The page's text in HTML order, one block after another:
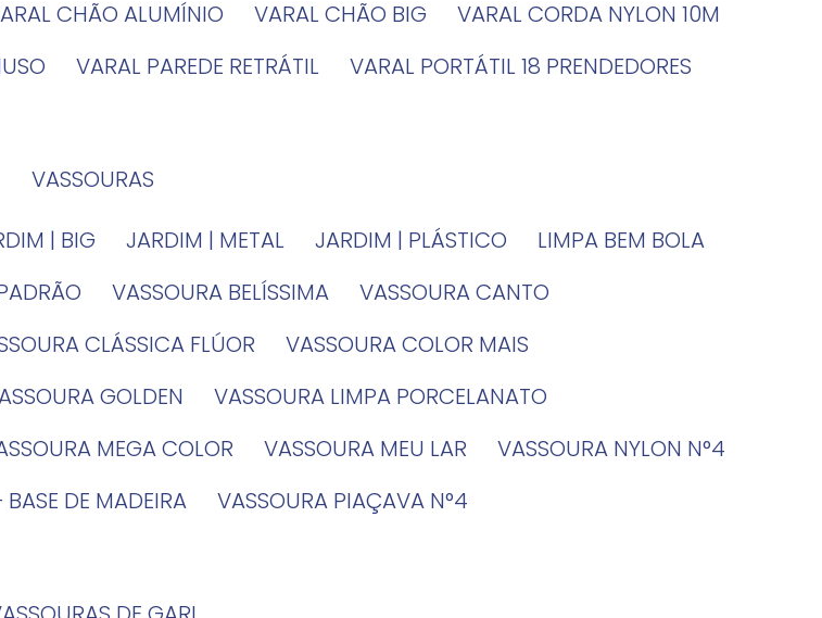
VARAL CHÃO ALUMÍNIO VARAL CHÃO BIG
VARAL CORDA NYLON 10M
VARAL PAREDE RETRÁTIL
VARAL PORTÁTIL 18 PRENDEDORES
VASSOURAS
| BIG JARDIM | METAL JARDIM | PLÁSTICO
LIMPA BEM BOLA
VASSOURA BELÍSSIMA
VASSOURA CANTO
CLÁSSICA FLÚOR
VASSOURA COLOR MAIS
GOLDEN
VASSOURA LIMPA PORCELANATO
MEGA COLOR VASSOURA MEU LAR
VASSOURA NYLON N°4
BASE DE MADEIRA
VASSOURA PIAÇAVA N°4